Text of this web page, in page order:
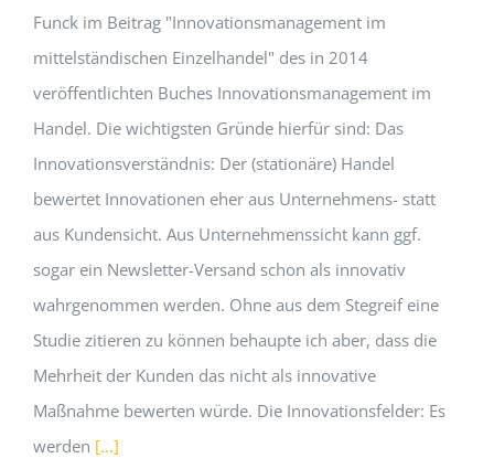
Funck im Beitrag "Innovationsmanagement im
mittelständischen Einzelhandel" des in 2014
veröffentlichten Buches Innovationsmanagement im
Handel. Die wichtigsten Gründe hierfür sind: Das
Innovationsverständnis: Der (stationäre) Handel
bewertet Innovationen eher aus Unternehmens- statt
aus Kundensicht. Aus Unternehmenssicht kann ggf.
sogar ein Newsletter-Versand schon als innovativ
wahrgenommen werden. Ohne aus dem Stegreif eine
Studie zitieren zu können behaupte ich aber, dass die
Mehrheit der Kunden das nicht als innovative
Maßnahme bewerten würde. Die Innovationsfelder: Es
werden [...]